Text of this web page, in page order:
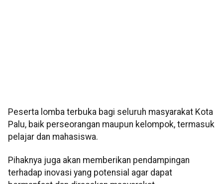
Peserta lomba terbuka bagi seluruh masyarakat Kota
Palu, baik perseorangan maupun kelompok, termasuk
pelajar dan mahasiswa.
Pihaknya juga akan memberikan pendampingan
terhadap inovasi yang potensial agar dapat